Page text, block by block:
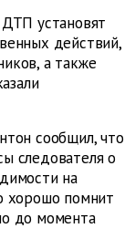
установят
действий,
а также
сообщил, что
следователя о
на
хорошо помнит
до момента